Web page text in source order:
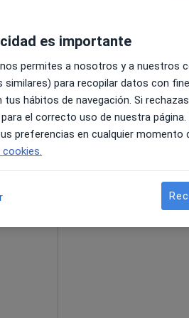
65 €
La reserva de
es importante
permites a nosotros y a nuestros
similares) para recopilar datos con
tus hábitos de navegación. Si
el correcto uso de nuestra
preferencias en cualquier momento